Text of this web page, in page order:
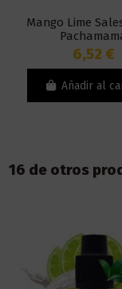
Mango Lime
6,52 €
Añadir al
16 de otros